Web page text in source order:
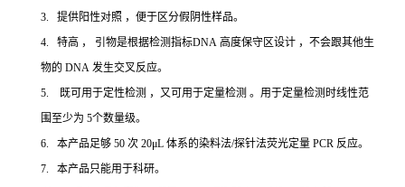
3. 提供阳性对照 ，便于区分假阴性样品。
4. 特高 ， 引物是根据检测指标DNA 高度保守区设计 ，不会跟其他生
物的 DNA 发生交叉反应。
5. 既可用于定性检测 ，又可用于定量检测 。用于定量检测时线性范
围至少为 5个数量级。
6. 本产品足够 50 次 20μL 体系的染料法/探针法荧光定量 PCR 反应。
7. 本产品只能用于科研。